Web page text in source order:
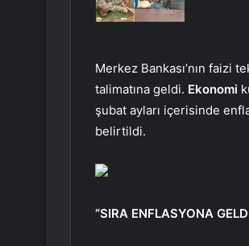
Merkez Bankası’nın faizi
talimatına geldi. Ekonomi
şubat ayları içerisinde
belirtildi.
“SIRA ENFLASYONA